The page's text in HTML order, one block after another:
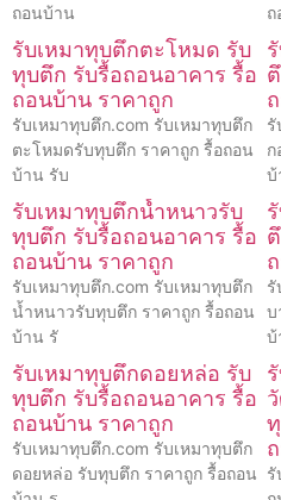
ถอนบ้าน
ถ
รับเหมาทุบตึกตะโหมด รับ
ทุบตึก รับรื้อถอนอาคาร รื้อ
ถอนบ้าน ราคาถูก
รับเหมาทุบตึก.com รับเหมาทุบตึก
ตะโหมดรับทุบตึก ราคาถูก รื้อถอน
บ้าน รับ
รั
ก
บ้
รับเหมาทุบตึกน้ำหนาวรับ
ทุบตึก รับรื้อถอนอาคาร รื้อ
ถอนบ้าน ราคาถูก
รับเหมาทุบตึก.com รับเหมาทุบตึก
น้ำหนาวรับทุบตึก ราคาถูก รื้อถอน
บ้าน รั
รั
บ
บ้
รับเหมาทุบตึกดอยหล่อ รับ
ทุบตึก รับรื้อถอนอาคาร รื้อ
ถอนบ้าน ราคาถูก
รับเหมาทุบตึก.com รับเหมาทุบตึก
ดอยหล่อ รับทุบตึก ราคาถูก รื้อถอน รั